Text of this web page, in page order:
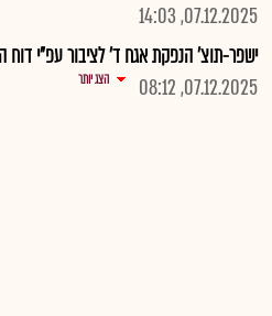
07.12.2025, 14:03
ישפר-תוצ' הנפקת אגח ד' לציבור עפ"י דוח
07.12.2025, 08:12
הצג יותר